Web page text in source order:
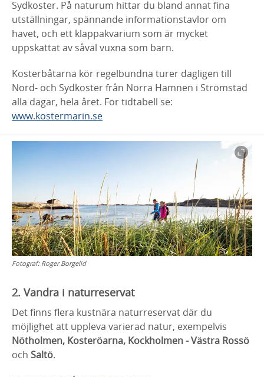
Sydkoster. På naturum hittar du bland annat fina
utställningar, spännande informationstavlor om
havet, och ett klappakvarium som är mycket
uppskattat av såväl vuxna som barn.
Kosterbåtarna kör regelbundna turer dagligen till
Nord- och Sydkoster från Norra Hamnen i Strömstad
alla dagar, hela året. För tidtabell se:
www.kostermarin.se
Fotograf: Roger Borgelid
2. Vandra i naturreservat
Det finns flera kustnära naturreservat där du
möjlighet att uppleva varierad natur, exempelvis
Nötholmen, Kosteröarna, Kockholmen- Västra Rossö
och Saltö.